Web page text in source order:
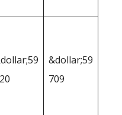
&dollar;59
709